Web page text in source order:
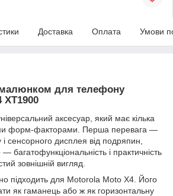
Доставка Оплата Умови
для телефону
XT1900
аксесуар, який має кілька
форм-факторами. Перша перевага ―
сенсорного дисплея від подряпин,
― багатофункціональність і практичність
зовнішній вигляд.
підходить для Motorola Moto X4. Його
як гаманець або ж як горизонтальну